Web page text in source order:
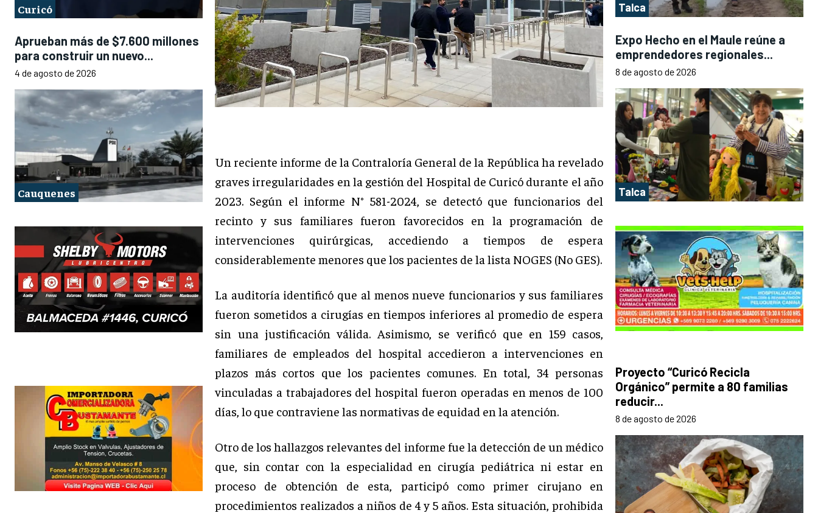
Curicó
Aprueban más de $7.600 millones
para construir un nuevo...
4 de agosto de 2026
Cauquenes
Un reciente informe de la Contraloría General de la República ha revelado
graves irregularidades en la gestión del Hospital de Curicó durante el año
2023. Según el informe N° 581-2024, se detectó que funcionarios del
recinto y sus familiares fueron favorecidos en la programación de
intervenciones quirúrgicas, accediendo a tiempos de espera
considerablemente menores que los pacientes de la lista NOGES (No GES).
La auditoría identificó que al menos nueve funcionarios y sus familiares
fueron sometidos a cirugías en tiempos inferiores al promedio de espera
sin una justificación válida. Asimismo, se verificó que en 159 casos,
familiares de empleados del hospital accedieron a intervenciones en
plazos más cortos que los pacientes comunes. En total, 34 personas
vinculadas a trabajadores del hospital fueron operadas en menos de 100
días, lo que contraviene las normativas de equidad en la atención.
Otro de los hallazgos relevantes del informe fue la detección de un médico
que, sin contar con la especialidad en cirugía pediátrica ni estar en
proceso de obtención de esta, participó como primer cirujano en
procedimientos realizados a niños de 4 y 5 años. Esta situación, prohibida
Talca
Expo Hecho en el Maule reúne a
emprendedores regionales...
8 de agosto de 2026
Talca
Proyecto “Curicó Recicla
Orgánico” permite a 80 familias
reducir...
8 de agosto de 2026